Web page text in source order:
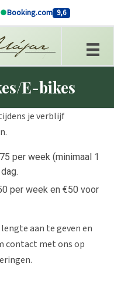
Booking.com 9,6
E-bikes
je verblijf
per week (minimaal 1
per week en €50 voor
aan te geven en
contact met ons op